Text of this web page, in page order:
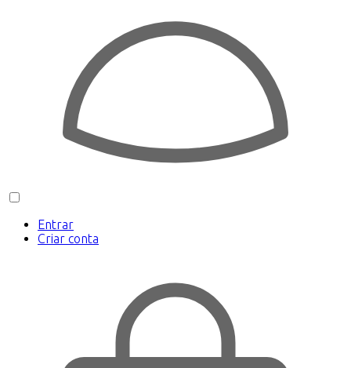
Entrar
Criar conta